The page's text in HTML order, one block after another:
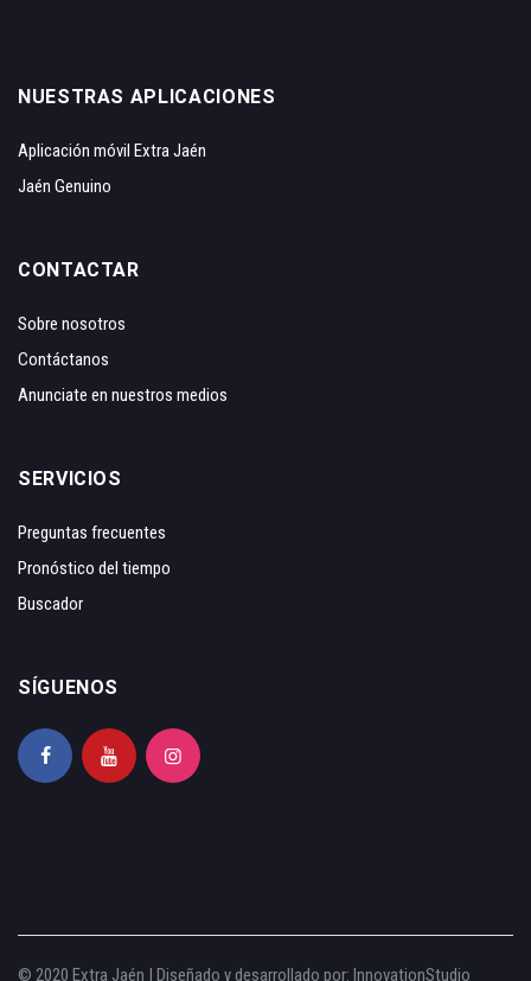
NUESTRAS APLICACIONES
Aplicación móvil Extra Jaén
Jaén Genuino
CONTACTAR
Sobre nosotros
Contáctanos
Anunciate en nuestros medios
SERVICIOS
Preguntas frecuentes
Pronóstico del tiempo
Buscador
SÍGUENOS
© 2020 Extra Jaén | Diseñado y desarrollado por: InnovationStudio